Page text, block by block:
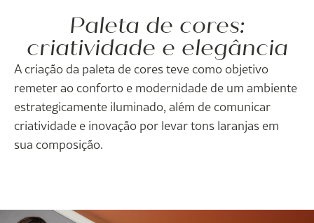
Paleta de cores:
criatividade e elegância
A criação da paleta de cores teve como objetivo
remeter ao conforto e modernidade de um ambiente
estrategicamente iluminado, além de comunicar
criatividade e inovação por levar tons laranjas em
sua composição.